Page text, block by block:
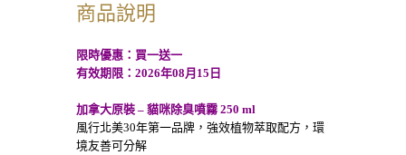
商品說明
限時優惠：買一送一
有效期限：2026年08月15日
加拿大原裝 – 貓咪除臭噴霧 250 ml
風行北美30年第一品牌，強效植物萃取配方，環
境友善可分解